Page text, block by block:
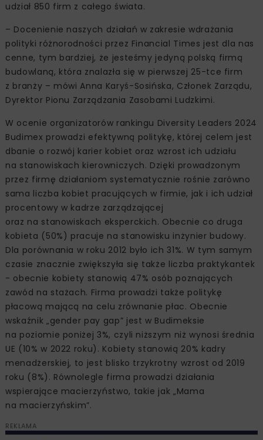
udział 850 firm z całego świata.
– Docenienie naszych działań w zakresie wdrażania
polityki różnorodności przez Financial Times jest dla nas
cenne, tym bardziej, że jesteśmy jedyną polską firmą
budowlaną, która znalazła się w pierwszej 25-tce firm
z branży – mówi Anna Karyś-Sosińska, Członek Zarządu,
Dyrektor Pionu Zarządzania ‎Zasobami Ludzkimi.‎
W ocenie organizatorów rankingu Diversity Leaders 2024
Budimex prowadzi efektywną politykę, której celem jest
dbanie o rozwój karier kobiet oraz wzrost ich udziału
na stanowiskach kierowniczych. Dzięki prowadzonym
przez firmę działaniom systematycznie rośnie zarówno
sama liczba kobiet pracujących w firmie, jak i ich udział
procentowy w kadrze zarządzającej
oraz na stanowiskach eksperckich. Obecnie co druga
kobieta (50%) pracuje na stanowisku inżynier budowy.
Dla porównania w roku 2012 było ich 31%. W tym samym
czasie znacznie zwiększyła się także liczba praktykantek
- obecnie kobiety stanowią 47% osób poznających
zawód na stażach. Firma prowadzi także politykę
płacową mającą na celu zrównanie płac. Obecnie
wskaźnik „gender pay gap” jest w Budimeksie
na poziomie poniżej 3%, czyli niższym niż wynosi średnia
UE (10% w 2022 roku). Kobiety stanowią 20% kadry
menadżerskiej, to jest blisko trzykrotny wzrost od 2019
roku (8%). Równolegle firma prowadzi działania
wspierające macierzyństwo, takie jak „Mama
na macierzyńskim”.
REKLAMA